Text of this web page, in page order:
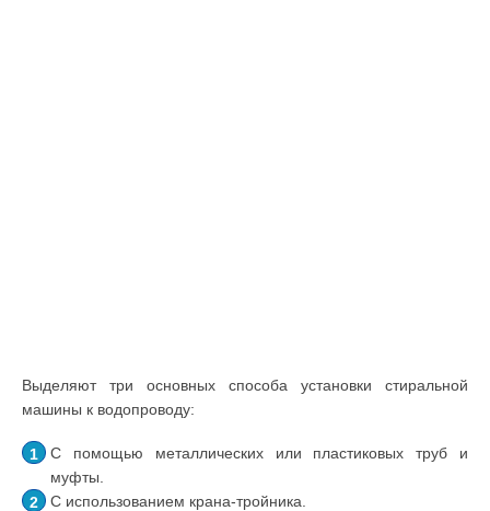
Выделяют три основных способа установки стиральной
машины к водопроводу:
С помощью металлических или пластиковых труб и
муфты.
С использованием крана-тройника.